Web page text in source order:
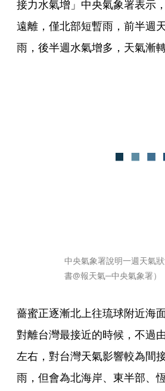
接力水氣增」中央氣象署表示
遠離，僅北部短暫雨，前半週
雨，後半週水氣增多，天氣漸轉
中央氣象署說明一週天氣
書@報天氣─中央氣象署）
薔蜜正逐漸北上往琉球附近海
對離台灣最接近的時候，不過
左右，對台灣天氣影響較為間
雨，但會為北海岸、東半部、